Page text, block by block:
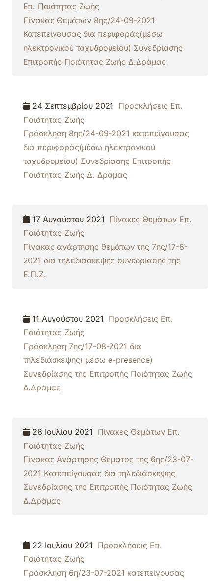
Επ. Ποιότητας Ζωής
Πίνακας Θεμάτων 8ης/24-09-2021
Κατεπείγουσας δια περιφοράς(μέσω
ηλεκτρονικού ταχυδρομείου) Συνεδρίασης
Επιτροπής Ποιότητας Ζωής Δ.Δράμας
24 Σεπτεμβρίου 2021 Προσκλήσεις Επ.
Ποιότητας Ζωής
Πρόσκληση 8ης/24-09-2021 κατεπείγουσας
δια περιφοράς(μέσω ηλεκτρονικού
ταχυδρομείου) Συνεδρίασης Επιτροπής
Ποιότητας Ζωής Δ. Δράμας
17 Αυγούστου 2021 Πίνακες Θεμάτων Επ.
Ποιότητας Ζωής
Πίνακας ανάρτησης θεμάτων της 7ης/17-8-
2021 δια τηλεδιάσκεψης συνεδρίασης της
Ε.Π.Ζ.
11 Αυγούστου 2021 Προσκλήσεις Επ.
Ποιότητας Ζωής
Πρόσκληση 7ης/17-08-2021 δια
τηλεδιάσκεψης( μέσω e-presence)
Συνεδρίασης της Επιτροπής Ποιότητας Ζωής
Δ.Δράμας
28 Ιουλίου 2021 Πίνακες Θεμάτων Επ.
Ποιότητας Ζωής
Πίνακας Ανάρτησης Θέματος της 6ης/23-07-
2021 Κατεπείγουσας δια τηλεδιάσκεψης
Συνεδρίασης της Επιτροπής Ποιότητας Ζωής
Δ.Δράμας
22 Ιουλίου 2021 Προσκλήσεις Επ.
Ποιότητας Ζωής
Πρόσκληση 6η/23-07-2021 κατεπείγουσας